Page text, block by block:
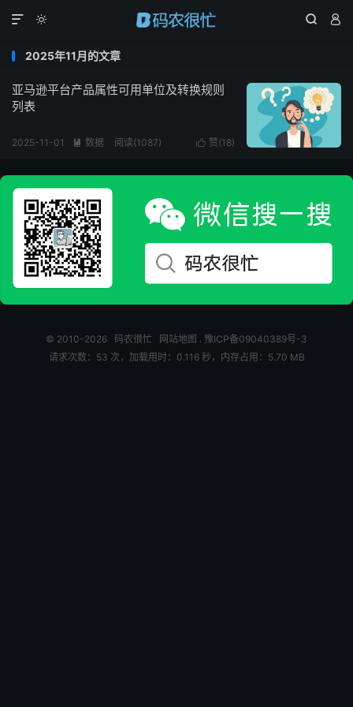
  

2025年11月的文章
亚马逊平台产品属性可用单位及转换规则
列表
 赞(18)
2025-11-01  数据 阅读(1087)
© 2010-2026 码农很忙 网站地图 . 豫ICP备09040389号-3
请求次数：53 次，加载用时：0.116 秒，内存占用：5.70 MB